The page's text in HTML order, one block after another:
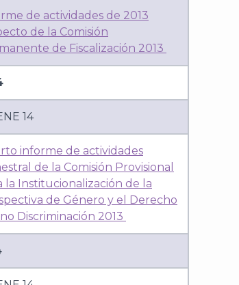
de actividades de 2013
de la Comisión
de Fiscalización 2013
14
informe de actividades
de la Comisión Provisional
la Institucionalización de la
de Género y el Derecho
Discriminación 2013